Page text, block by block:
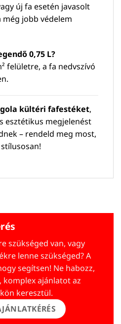
új fa esetén javasolt
még jobb védelem
0,75 L?
felületre, a fa nedvszívó
kültéri fafestéket,
esztétikus megjelenést
– rendeld meg most,
szükséged van, vagy
lenne szükséged? A
segítsen! Ne habozz,
komplex ajánlatot az
keresztül.